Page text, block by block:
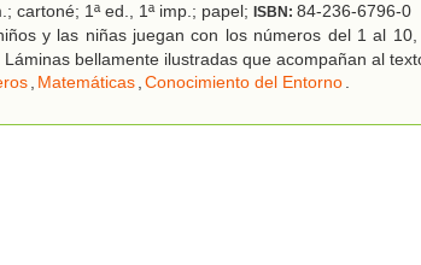
cartoné; 1ª ed., 1ª imp.; papel; ISBN: 84-236-6796-0
y las niñas juegan con los números del 1 al
bellamente ilustradas que acompañan al
, Matemáticas,Conocimiento del Entorno.